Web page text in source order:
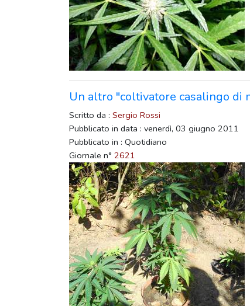
Un altro "coltivatore casalingo di
Scritto da : Sergio Rossi
Pubblicato in data : venerdì, 03 giugno 2011
Pubblicato in : Quotidiano
Giornale n° 2621